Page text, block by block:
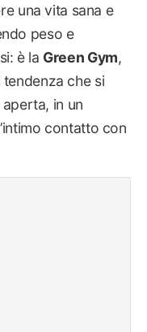
una vita sana e
peso e
è la Green Gym,
che si
aperta, in un
contatto con